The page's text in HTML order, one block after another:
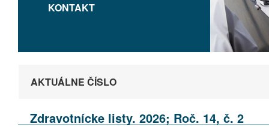
KONTAKT
AKTUÁLNE ČÍSLO
Zdravotnícke listy. 2026; Roč. 14, č. 2